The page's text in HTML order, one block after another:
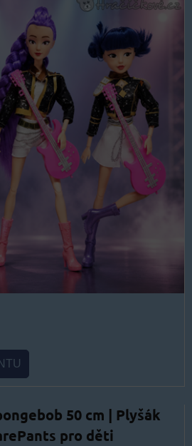
50 cm | Plyšák
pro děti